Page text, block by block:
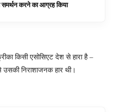
करने का आग्रह किया
किसी एसोसिएट देश से हारा है –
निराशाजनक हार थी।